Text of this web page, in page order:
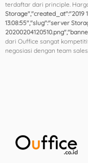
terdaftar dari principle.
Storage","created_at":"2019
13:08:55","slug":"server
dari Ouffice sangat
negosiasi dengan team